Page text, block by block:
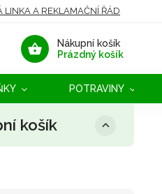
LINKA A REKLAMAČNÍ ŘÁD
Nákupní košík
Prázdný košík
POTRAVINY
košík